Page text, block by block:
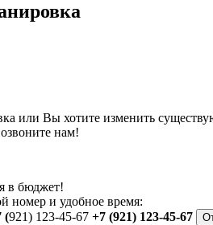
или Вы хотите изменить
нам!
в бюджет!
номер и удобное время:
(921) 123-45-67 +7 (921) 123-45-67